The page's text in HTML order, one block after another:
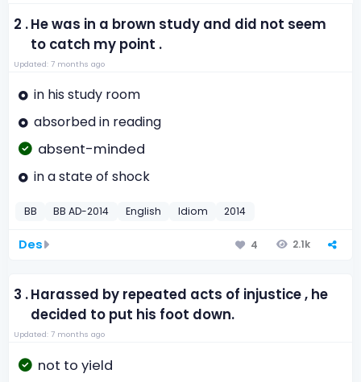
2 .He was in a brown study and did not seem
to catch my point .
Updated: 7 months ago
in his study room
absorbed in reading
absent-minded
in a state of shock
BB BB AD-2014 English Idiom 2014
Des 4 2.1k
3 .Harassed by repeated acts of injustice , he
decided to put his foot down.
Updated: 7 months ago
not to yield